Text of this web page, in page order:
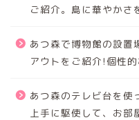
ご紹介。島に華やかさ
あつ森で博物館の設置
アウトをご紹介!個性
あつ森のテレビ台を使
上手に駆使して、お部